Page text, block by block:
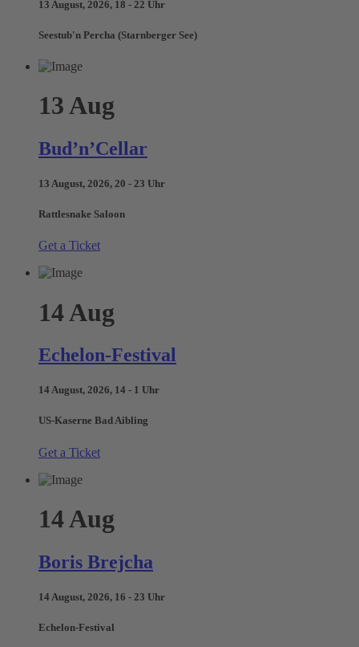
13 August, 2026, 18 - 22 Uhr
Seestub'n Percha (Starnberger See)
13Aug
Bud’n’Cellar
13 August, 2026, 20 - 23 Uhr
Rattlesnake Saloon
Get a Ticket
14Aug
Echelon-Festival
14 August, 2026, 14 - 1 Uhr
US-Kaserne Bad Aibling
Get a Ticket
14Aug
Boris Brejcha
14 August, 2026, 16 - 23 Uhr
Echelon-Festival